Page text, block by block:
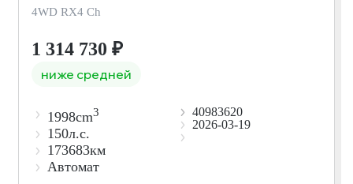
4WD RX4 Ch
1 314 730 ₽
ниже средней
1998cm3
150л.с.
173683км
Автомат
40983620
2026-03-19